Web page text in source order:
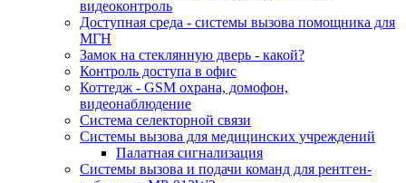
видеоконтроль
Доступная среда - системы вызова помощника для
МГН
Замок на стеклянную дверь - какой?
Контроль доступа в офис
Коттедж - GSM охрана, домофон,
видеонаблюдение
Система селекторной связи
Системы вызова для медицинских учреждений
Палатная сигнализация
Системы вызова и подачи команд для рентген-